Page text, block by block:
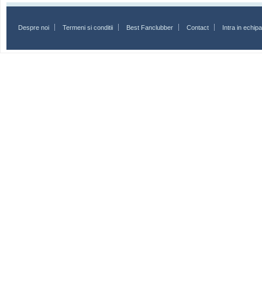
Despre noi Termeni si conditii Best Fanclubber Contact Intra in